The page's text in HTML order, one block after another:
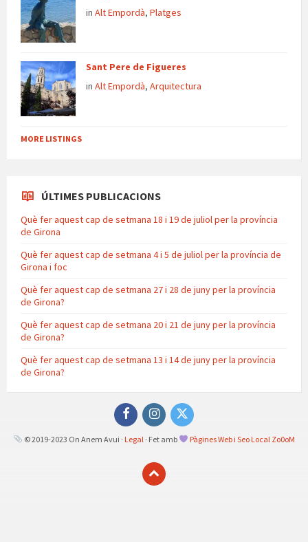
in Alt Empordà, Platges
Sant Pere de Figueres
in Alt Empordà, Arquitectura
MORE LISTINGS
ÚLTIMES PUBLICACIONS
Què fer aquest cap de setmana 18 i 19 de juliol per la província
de Girona
Què fer aquest cap de setmana 4 i 5 de juliol per la província de
Girona i foc
Què fer aquest cap de setmana 27 i 28 de juny per la província
de Girona?
Què fer aquest cap de setmana 20 i 21 de juny per la província
de Girona?
Què fer aquest cap de setmana 13 i 14 de juny per la província
de Girona?
FacebookInstagramTwitter
© 2019-2023 On Anem Avui · Legal · Fet amb Pàgines Web i Seo Local Zo0oM